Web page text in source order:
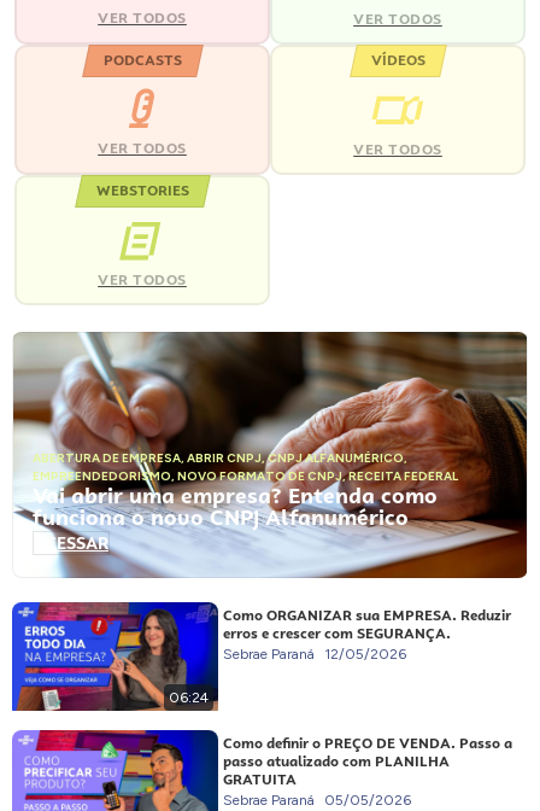
VER TODOS VER TODOS
PODCASTS
VER TODOS
VÍDEOS
VER TODOS
WEBSTORIES
VER TODOS
ABERTURA DE EMPRESA, ABRIR CNPJ,CNPJ ALFANUMÉRICO,
EMPREENDEDORISMO, NOVO FORMATO DE CNPJ,RECEITA FEDERAL
Vai abrir uma empresa? Entenda como
funciona o novo CNPJ Alfanumérico
ACESSAR
06:24
Como ORGANIZAR sua EMPRESA. Reduzir
erros e crescer com SEGURANÇA.
Sebrae Paraná 12/05/2026
Como definir o PREÇO DE VENDA. Passo a
passo atualizado com PLANILHA
GRATUITA
Sebrae Paraná 05/05/2026